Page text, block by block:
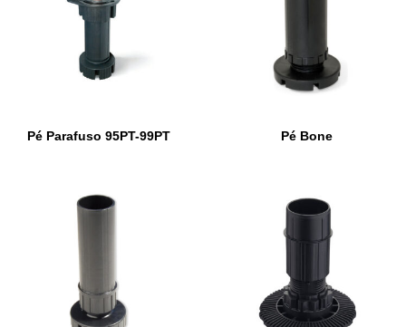
Pé Parafuso 95PT-99PT Pé Bone